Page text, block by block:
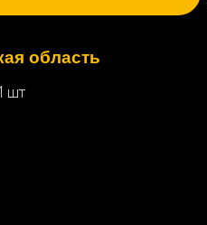
область
шт